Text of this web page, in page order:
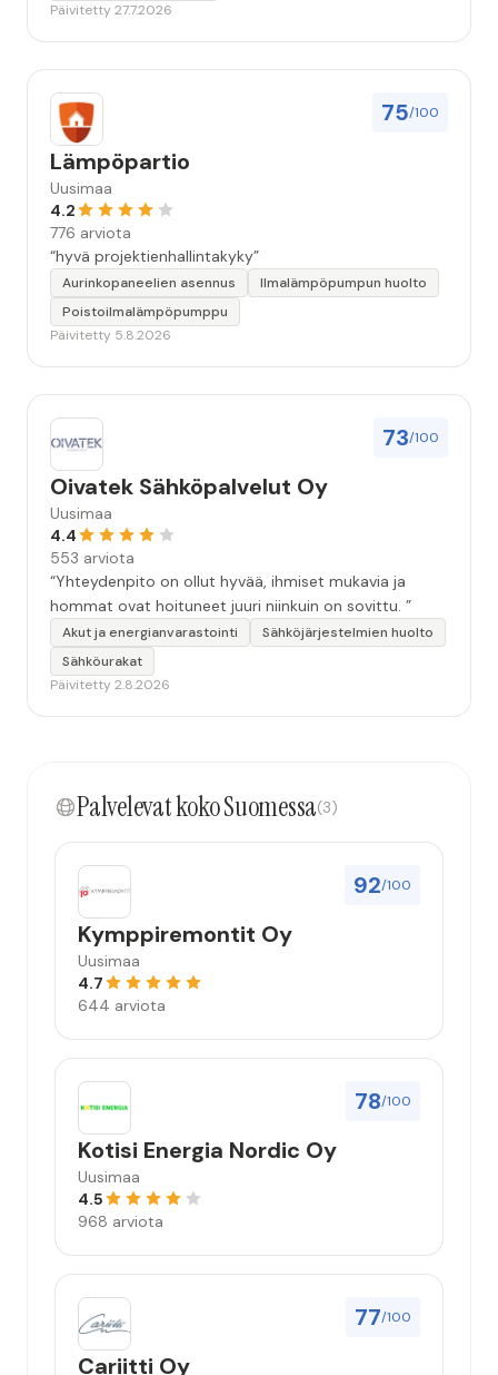
Päivitetty 27.7.2026
75/100
Lämpöpartio
Uusimaa
4.2
776 arviota
“hyvä projektienhallintakyky”
Aurinkopaneelien asennus
Ilmalämpöpumpun huolto
Poistoilmalämpöpumppu
Päivitetty 5.8.2026
73/100
Oivatek Sähköpalvelut Oy
Uusimaa
4.4
553 arviota
“Yhteydenpito on ollut hyvää, ihmiset mukavia ja
hommat ovat hoituneet juuri niinkuin on sovittu. ”
Akut ja energianvarastointi
Sähköjärjestelmien huolto
Sähköurakat
Päivitetty 2.8.2026
Palvelevat koko Suomessa(3)
92/100
Kymppiremontit Oy
Uusimaa
4.7
644 arviota
78/100
Kotisi Energia Nordic Oy
Uusimaa
4.5
968 arviota
77/100
Cariitti Oy